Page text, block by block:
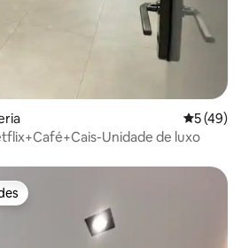
5 de uma
5 (49)
Unidade de luxo